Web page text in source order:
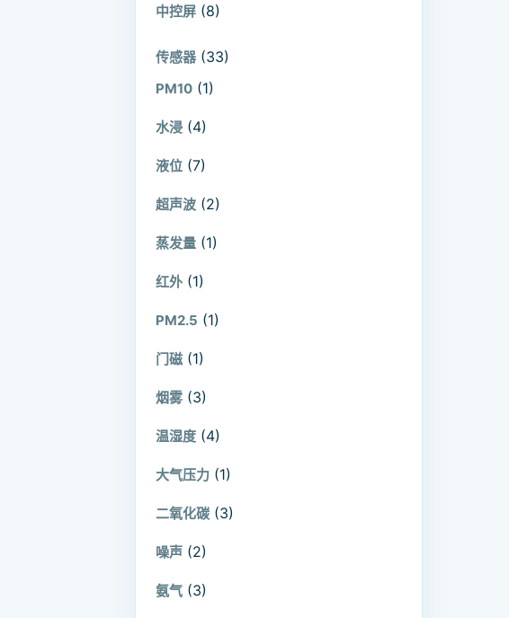
中控屏 (8)
传感器 (33)
PM10 (1)
水浸 (4)
液位 (7)
超声波 (2)
蒸发量 (1)
红外 (1)
PM2.5 (1)
门磁 (1)
烟雾 (3)
温湿度 (4)
大气压力 (1)
二氧化碳 (3)
噪声 (2)
氨气 (3)